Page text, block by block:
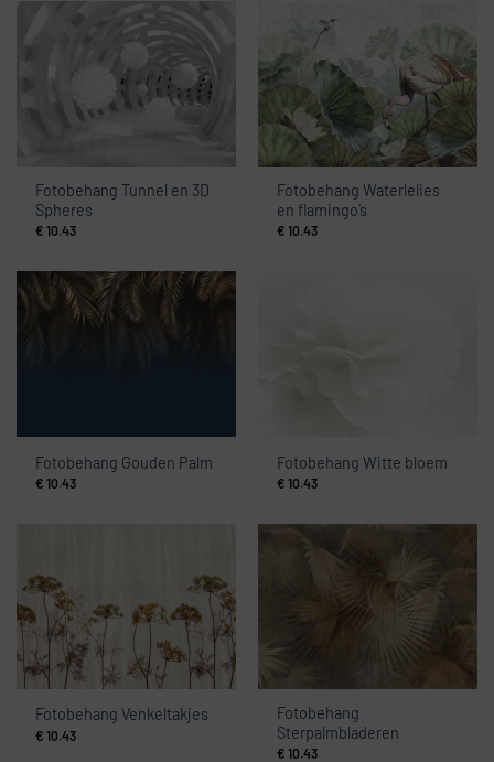
Fotobehang Tunnel en 3D
Spheres
€ 10.43
Fotobehang Waterlelies
en flamingo’s
€ 10.43
Fotobehang Gouden Palm
€ 10.43
Fotobehang Witte bloem
€ 10.43
Fotobehang Venkeltakjes
€ 10.43
Fotobehang
Sterpalmbladeren
€ 10.43